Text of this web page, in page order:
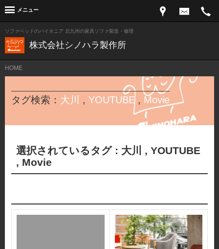
株式会社シノハラ製作所
ソファベッドのパイオニア 北九州の家具ソファ製造・修理
メニュー
HOME
タグ検索： 大川 , YOUTUBE, Movie
選択されているタグ : 大川 , YOUTUBE
, Movie